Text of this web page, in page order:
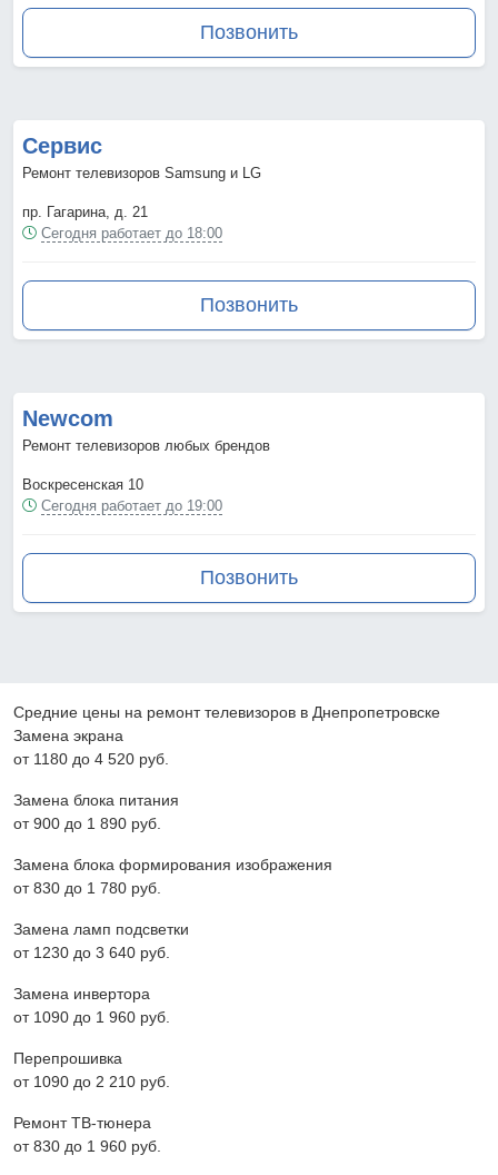
Позвонить
Сервис
Ремонт телевизоров Samsung и LG
пр. Гагарина, д. 21
Сегодня работает до 18:00
Позвонить
Newcom
Ремонт телевизоров любых брендов
Воскресенская 10
Сегодня работает до 19:00
Позвонить
Средние цены на ремонт телевизоров в Днепропетровске
Замена экрана
от 1180 до 4 520 pyб.
Замена блока питания
от 900 до 1 890 pyб.
Замена блока формирования изображения
от 830 до 1 780 pyб.
Замена ламп подсветки
от 1230 до 3 640 pyб.
Замена инвертора
от 1090 до 1 960 pyб.
Перепрошивка
от 1090 до 2 210 pyб.
Ремонт ТВ-тюнера
от 830 до 1 960 pyб.